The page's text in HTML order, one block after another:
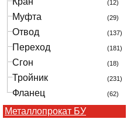
(12)
Муфта (29)
Отвод (137)
Переход (181)
Сгон (18)
Тройник (231)
Фланец (62)
Металлопрокат БУ